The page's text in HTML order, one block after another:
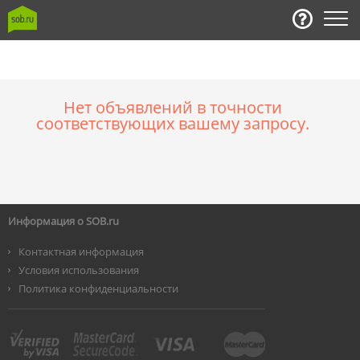
Нет объявлений в точности
соответствующих вашему запросу.
Информация о SOB.ru
Контактная информация
Условия использования
Политика конфиденциальности